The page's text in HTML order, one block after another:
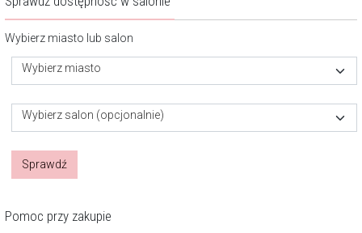
Wybierz miasto lub salon
Wybierz miasto
Wybierz salon (opcjonalnie)
Sprawdź
Pomoc przy zakupie